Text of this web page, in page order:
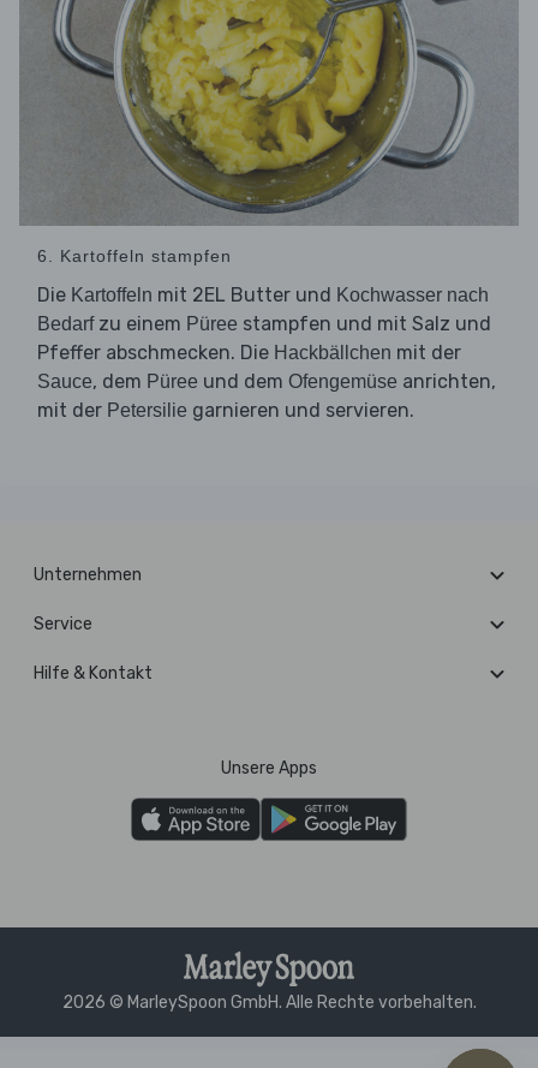
6. Kartoffeln stampfen
Die Kartoffeln mit 2EL Butter und Kochwasser nach
Bedarfzu einem Püree stampfen und mit Salz und
Pfeffer abschmecken. Die Hackbällchen mit der
Sauce, dem Püree und dem Ofengemüse anrichten,
mit der Petersilie garnieren und servieren.
Unternehmen
Service
Hilfe & Kontakt
Unsere Apps
2026 © MarleySpoon GmbH. Alle Rechte vorbehalten.